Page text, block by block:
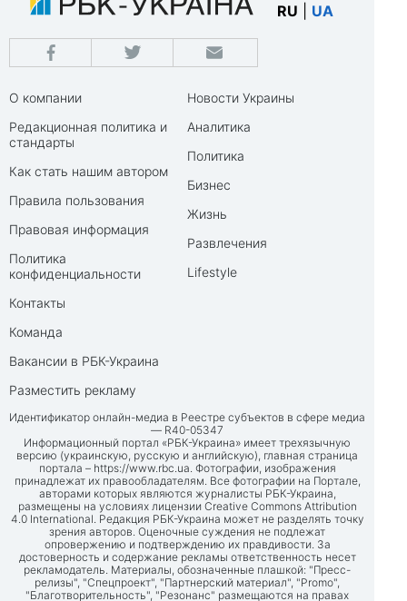
RU UA
О компании
Редакционная политика и
стандарты
Как стать нашим автором
Правила пользования
Правовая информация
Политика
конфиденциальности
Контакты
Команда
Вакансии в РБК-Украина
Разместить рекламу
Новости Украины
Аналитика
Политика
Бизнес
Жизнь
Развлечения
Lifestyle
Идентификатор онлайн-медиа в Реестре субъектов в сфере медиа
— R40-05347
Информационный портал «РБК-Украина» имеет трехязычную
версию (украинскую, русскую и английскую), главная страница
портала – https://www.rbc.ua . Фотографии, изображения
принадлежат их правообладателям. Все фотографии на Портале,
авторами которых являются журналисты РБК-Украина,
размещены на условиях лицензии Creative Commons Attribution
4.0 International. Редакция РБК-Украина может не разделять точку
зрения авторов. Оценочные суждения не подлежат
опровержению и подтверждению их правдивости. За
достоверность и содержание рекламы ответственность несет
рекламодатель. Материалы, обозначенные плашкой: "Пресс-
релизы", "Спецпроект", "Партнерский материал", "Promo",
"Благотворительность", "Резонанс" размещаются на правах